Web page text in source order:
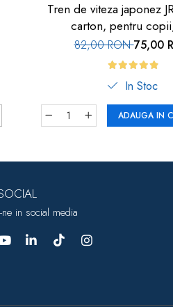
Tren de viteza japonez
carton, pentru
82,00 RON75,00
In Stoc
ADAUGA IN
ne in social media